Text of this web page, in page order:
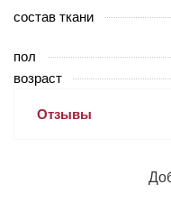
состав ткани
пол
возраст
Отзывы